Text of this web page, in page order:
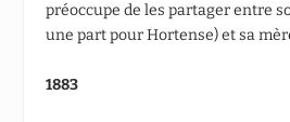
préoccupe de les partager entre
une part pour Hortense) et sa
1883